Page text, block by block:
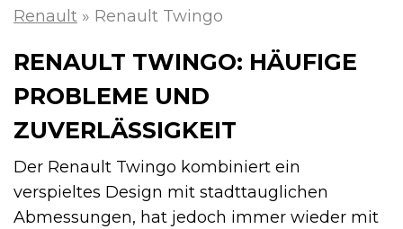
Renault » Renault Twingo
RENAULT TWINGO: HÄUFIGE
PROBLEME UND
ZUVERLÄSSIGKEIT
Der Renault Twingo kombiniert ein
verspieltes Design mit stadttauglichen
Abmessungen, hat jedoch immer wieder mit